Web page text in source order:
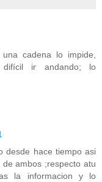
cadena lo impide,
ir andando; lo
desde hace tiempo asi
ambos ;respecto atu
la informacion y lo